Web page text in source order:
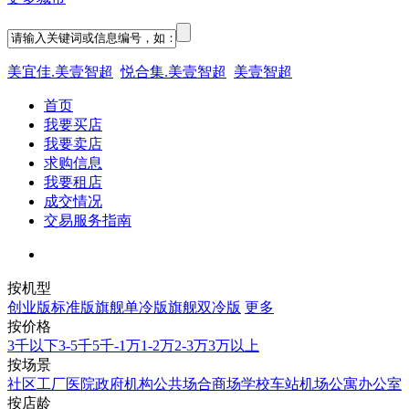
美宜佳.美壹智超 悦合集.美壹智超 美壹智超
首页
我要买店
我要卖店
求购信息
我要租店
成交情况
交易服务指南
按机型
创业版标准版旗舰单冷版旗舰双冷版 更多
按价格
3千以下3-5千5千-1万1-2万2-3万3万以上
按场景
社区工厂医院政府机构公共场合商场学校车站机场公寓办公室
按店龄